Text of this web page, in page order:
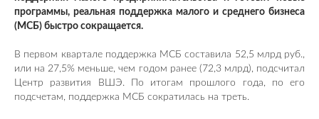
программы, реальная поддержка малого и среднего бизнеса
(МСБ) быстро сокращается.
В первом квартале поддержка МСБ составила 52,5 млрд руб.,
или на 27,5% меньше, чем годом ранее (72,3 млрд), подсчитал
Центр развития ВШЭ. По итогам прошлого года, по его
подсчетам, поддержка МСБ сократилась на треть.